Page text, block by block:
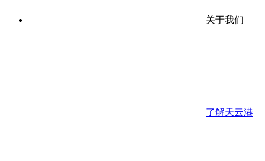
关于我们
了解天云港